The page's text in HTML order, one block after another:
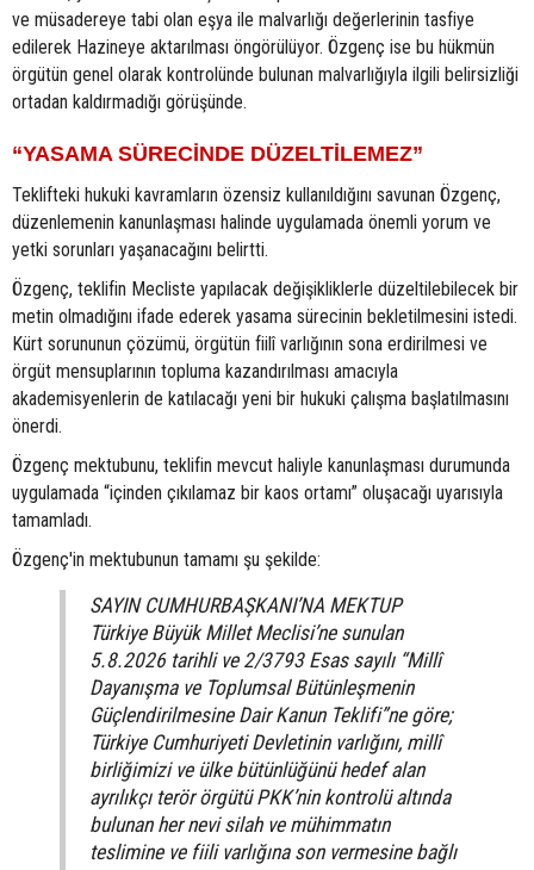
ve müsadereye tabi olan eşya ile malvarlığı değerlerinin tasfiye
edilerek Hazineye aktarılması öngörülüyor. Özgenç ise bu hükmün
örgütün genel olarak kontrolünde bulunan malvarlığıyla ilgili belirsizliği
ortadan kaldırmadığı görüşünde.
“YASAMA SÜRECİNDE DÜZELTİLEMEZ”
Teklifteki hukuki kavramların özensiz kullanıldığını savunan Özgenç,
düzenlemenin kanunlaşması halinde uygulamada önemli yorum ve
yetki sorunları yaşanacağını belirtti.
Özgenç, teklifin Mecliste yapılacak değişikliklerle düzeltilebilecek bir
metin olmadığını ifade ederek yasama sürecinin bekletilmesini istedi.
Kürt sorununun çözümü, örgütün fiilî varlığının sona erdirilmesi ve
örgüt mensuplarının topluma kazandırılması amacıyla
akademisyenlerin de katılacağı yeni bir hukuki çalışma başlatılmasını
önerdi.
Özgenç mektubunu, teklifin mevcut haliyle kanunlaşması durumunda
uygulamada “içinden çıkılamaz bir kaos ortamı” oluşacağı uyarısıyla
tamamladı.
Özgenç'in mektubunun tamamı şu şekilde:
SAYIN CUMHURBAŞKANI’NA MEKTUP
Türkiye Büyük Millet Meclisi’ne sunulan
5.8.2026 tarihli ve 2/3793 Esas sayılı “Millî
Dayanışma ve Toplumsal Bütünleşmenin
Güçlendirilmesine Dair Kanun Teklifi”ne göre;
Türkiye Cumhuriyeti Devletinin varlığını, millî
birliğimizi ve ülke bütünlüğünü hedef alan
ayrılıkçı terör örgütü PKK’nin kontrolü altında
bulunan her nevi silah ve mühimmatın
teslimine ve fiili varlığına son vermesine bağlı